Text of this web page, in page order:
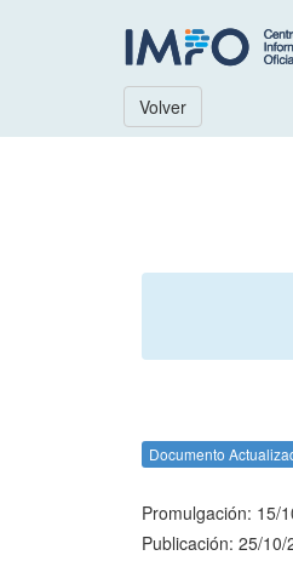
Volver
Documento
Promulgación: 15/
Publicación: 25/10/